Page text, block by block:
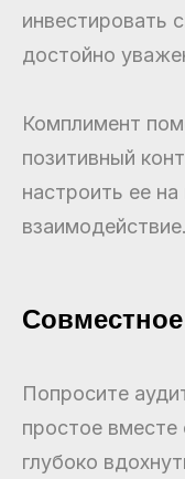
инвестировать
достойно
Комплимент
позитивный
настроить ее
взаимодействие.
Попросите
простое
глубоко